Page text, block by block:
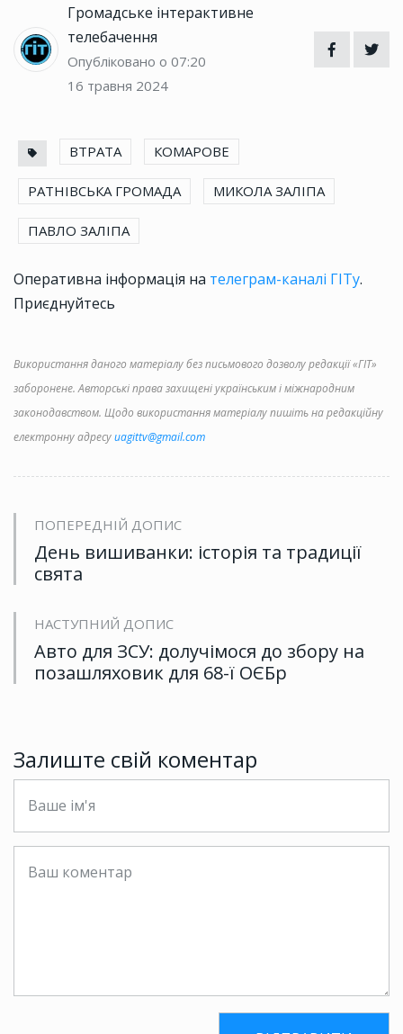
Громадське інтерактивне
телебачення
Опубліковано о 07:20
16 травня 2024
ВТРАТА КОМАРОВЕ
РАТНІВСЬКА ГРОМАДА МИКОЛА ЗАЛІПА
ПАВЛО ЗАЛІПА
Оперативна інформація на телеграм-каналі ГІТу.
Приєднуйтесь
Використання даного матеріалу без письмового дозволу редакції «ГІТ»
заборонене. Авторські права захищені українським і міжнародним
законодавством. Щодо використання матеріалу пишіть на редакційну
електронну адресуuagittv@gmail.com
ПОПЕРЕДНІЙ ДОПИС
День вишиванки: історія та традиції
свята
НАСТУПНИЙ ДОПИС
Авто для ЗСУ: долучімося до збору на
позашляховик для 68-ї ОЄБр
Залиште свій коментар